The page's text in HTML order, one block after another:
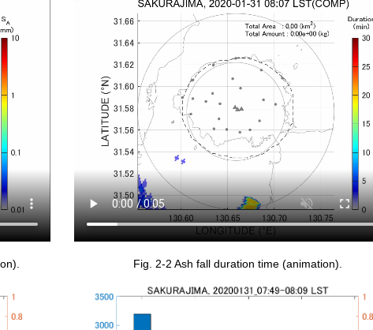
Fig. 2-2 Ash fall duration time (animation).